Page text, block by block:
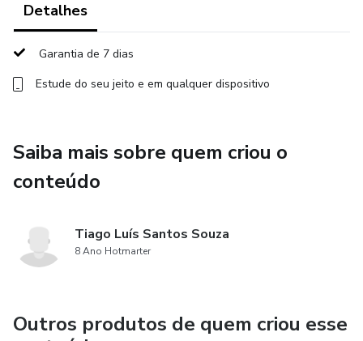
Detalhes
Garantia de 7 dias
Estude do seu jeito e em qualquer dispositivo
Saiba mais sobre quem criou o
conteúdo
Tiago Luís Santos Souza
8 Ano Hotmarter
Outros produtos de quem criou esse